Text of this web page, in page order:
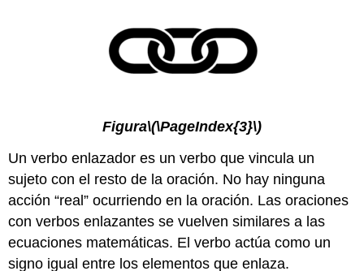
Figura\(\PageIndex{3}\)
Un verbo enlazador es un verbo que vincula un
sujeto con el resto de la oración. No hay ninguna
acción “real” ocurriendo en la oración. Las oraciones
con verbos enlazantes se vuelven similares a las
ecuaciones matemáticas. El verbo actúa como un
signo igual entre los elementos que enlaza.